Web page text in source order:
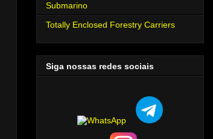
Submarino
Totally Enclosed Forestry Carriers
Siga nossas redes sociais